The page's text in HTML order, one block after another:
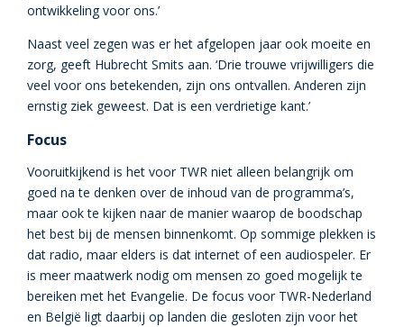
ontwikkeling voor ons.’
Naast veel zegen was er het afgelopen jaar ook moeite en
zorg, geeft Hubrecht Smits aan. ‘Drie trouwe vrijwilligers die
veel voor ons betekenden, zijn ons ontvallen. Anderen zijn
ernstig ziek geweest. Dat is een verdrietige kant.’
Focus
Vooruitkijkend is het voor TWR niet alleen belangrijk om
goed na te denken over de inhoud van de programma’s,
maar ook te kijken naar de manier waarop de boodschap
het best bij de mensen binnenkomt. Op sommige plekken is
dat radio, maar elders is dat internet of een audiospeler. Er
is meer maatwerk nodig om mensen zo goed mogelijk te
bereiken met het Evangelie. De focus voor TWR-Nederland
en België ligt daarbij op landen die gesloten zijn voor het